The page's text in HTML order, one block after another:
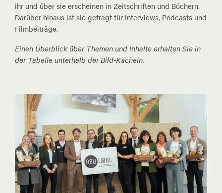
ihr und über sie erscheinen in Zeitschriften und Büchern.
Darüber hinaus ist sie gefragt für Interviews, Podcasts und
Filmbeiträge.
Einen Überblick über Themen und Inhalte erhalten Sie in
der Tabelle unterhalb der Bild-Kacheln.